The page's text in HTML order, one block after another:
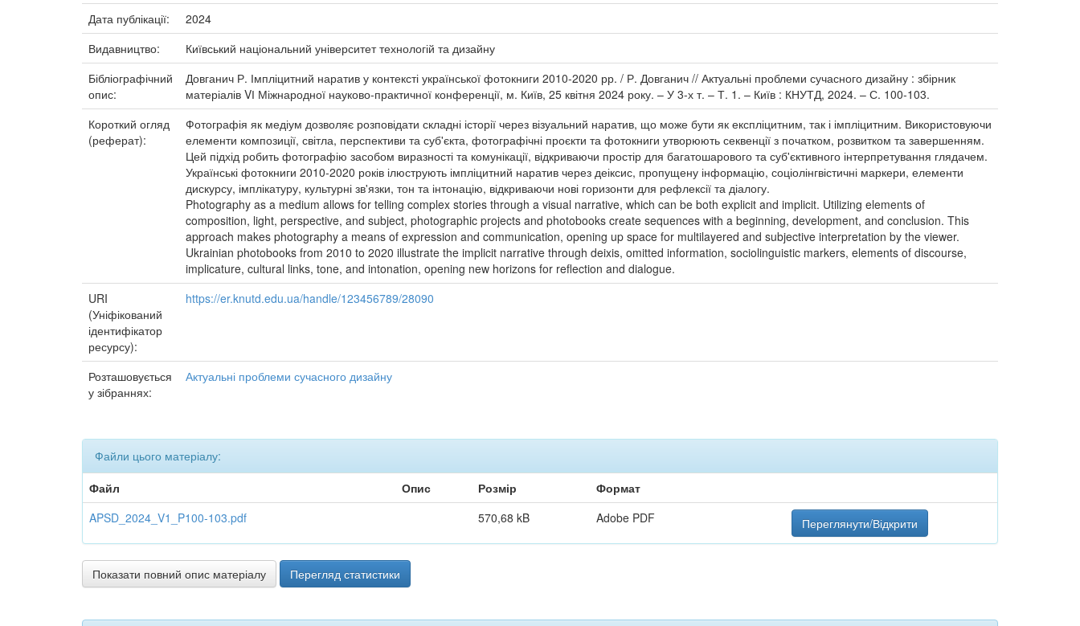
Дата публікації:
2024
Видавництво:
Київський національний університет технологій та дизайну
Бібліографічний
опис:
Довганич Р. Імпліцитний наратив у контексті української фотокниги 2010-2020 рр. / Р. Довганич // Актуальні проблеми сучасного дизайну : збірник
матеріалів VІ Міжнародної науково-практичної конференції, м. Київ, 25 квітня 2024 року. – У 3-х т. – Т. 1. – Київ : КНУТД, 2024. – С. 100-103.
Короткий огляд
(реферат):
Фотографія як медіум дозволяє розповідати складні історії через візуальний наратив, що може бути як експліцитним, так і імпліцитним. Використовуючи
елементи композиції, світла, перспективи та суб'єкта, фотографічні проєкти та фотокниги утворюють секвенції з початком, розвитком та завершенням.
Цей підхід робить фотографію засобом виразності та комунікації, відкриваючи простір для багатошарового та суб'єктивного інтерпретування глядачем.
Українські фотокниги 2010-2020 років ілюструють імпліцитний наратив через деіксис, пропущену інформацію, соціолінгвістичні маркери, елементи
дискурсу, імплікатуру, культурні зв'язки, тон та інтонацію, відкриваючи нові горизонти для рефлексії та діалогу.
Photography as a medium allows for telling complex stories through a visual narrative, which can be both explicit and implicit. Utilizing elements of
composition, light, perspective, and subject, photographic projects and photobooks create sequences with a beginning, development, and conclusion. This
approach makes photography a means of expression and communication, opening up space for multilayered and subjective interpretation by the viewer.
Ukrainian photobooks from 2010 to 2020 illustrate the implicit narrative through deixis, omitted information, sociolinguistic markers, elements of discourse,
implicature, cultural links, tone, and intonation, opening new horizons for reflection and dialogue.
URI
(Уніфікований
ідентифікатор
ресурсу):
https://er.knutd.edu.ua/handle/123456789/28090
Розташовується
у зібраннях:
Актуальні проблеми сучасного дизайну
Файли цього матеріалу:
Файл
Опис Розмір
Формат
APSD_2024_V1_P100-103.pdf
570,68 kB Adobe PDF Переглянути/Відкрити
Показати повний опис матеріалу Перегляд статистики